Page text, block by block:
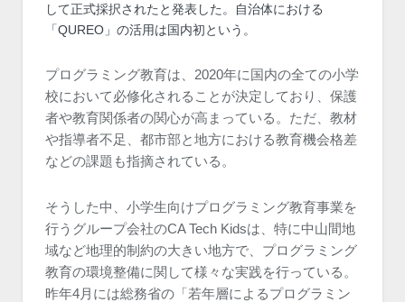
して正式採択されたと発表した。自治体における
「QUREO」の活用は国内初という。
プログラミング教育は、2020年に国内の全ての小学
校において必修化されることが決定しており、保護
者や教育関係者の関心が高まっている。ただ、教材
や指導者不足、都市部と地方における教育機会格差
などの課題も指摘されている。
そうした中、小学生向けプログラミング教育事業を
行うグループ会社のCA Tech Kidsは、特に中山間地
域など地理的制約の大きい地方で、プログラミング
教育の環境整備に関して様々な実践を行っている。
昨年4月には総務省の「若年層によるプログラミン